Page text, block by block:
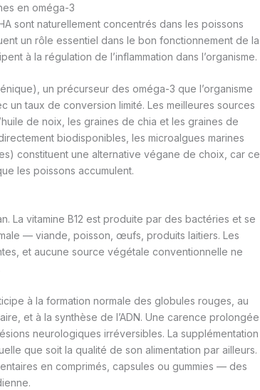
en oméga-3
sont naturellement concentrés dans les poissons
un rôle essentiel dans le bon fonctionnement de la
à la régulation de l’inflammation dans l’organisme.
un précurseur des oméga-3 que l’organisme
un taux de conversion limité. Les meilleures sources
de noix, les graines de chia et les graines de
biodisponibles, les microalgues marines
constituent une alternative végane de choix, car ce
les poissons accumulent.
La vitamine B12 est produite par des bactéries et se
— viande, poisson, œufs, produits laitiers. Les
et aucune source végétale conventionnelle ne
à la formation normale des globules rouges, au
et à la synthèse de l’ADN. Une carence prolongée
neurologiques irréversibles. La supplémentation
que soit la qualité de son alimentation par ailleurs.
en comprimés, capsules ou gummies — des